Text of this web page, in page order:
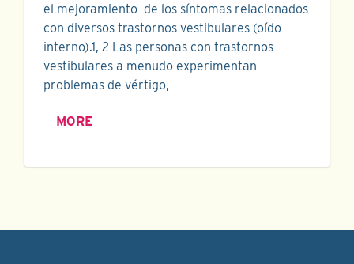
el mejoramiento de los síntomas relacionados
con diversos trastornos vestibulares (oído
interno).1, 2 Las personas con trastornos
vestibulares a menudo experimentan
problemas de vértigo,
MORE